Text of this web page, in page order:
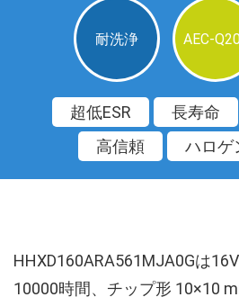
耐洗浄 AEC-
超低ESR 長寿命
高信頼
ハロゲ
HHXD160ARA561MJA0Gは
10000時間、チップ形 10×10